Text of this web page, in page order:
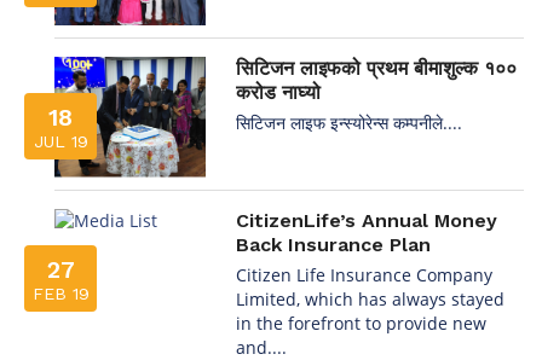
18
JUL 19
सिटिजन लाइफको प्रथम बीमाशुल्क १००
करोड नाघ्यो
सिटिजन लाइफ इन्स्योरेन्स कम्पनीले....
27
FEB 19
CitizenLife’s Annual Money
Back Insurance Plan
Citizen Life Insurance Company
Limited, which has always stayed
in the forefront to provide new
and....